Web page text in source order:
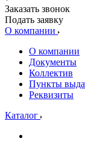
Заказать звонок
Подать заявку
О компании
О компании
Документы
Коллектив
Пункты
Реквизиты
Каталог